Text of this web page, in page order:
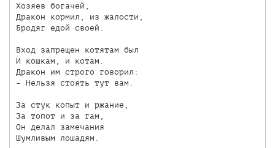
Хозяев богачей,
Дракон кормил, из жалости,
Бродяг едой своей.
Вход запрещен котятам был
И кошкам, и котам.
Дракон им строго говорил:
- Нельзя стоять тут вам.
За стук копыт и ржание,
За топот и за гам,
Он делал замечания
Шумливым лошадям.